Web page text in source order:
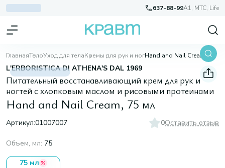
637-88-99A1, МТС, Life
ГлавнаяТелоУход для телаКремы для рук и ног Hand and Nail Cream, 75 мл
L'ERBORISTICA DI ATHENA'S DAL 1969
Питательный восстанавливающий крем для рук и
ногтей с хлопковым маслом и рисовыми протеинами
Hand and Nail Cream, 75 мл
Артикул:01007007 0Оставить отзыв
Объем, мл: 75
75 мл